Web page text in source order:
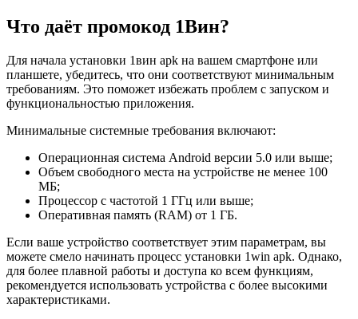
Что даёт промокод 1Вин?
Для начала установки 1вин apk на вашем смартфоне или
планшете, убедитесь, что они соответствуют минимальным
требованиям. Это поможет избежать проблем с запуском и
функциональностью приложения.
Минимальные системные требования включают:
Операционная система Android версии 5.0 или выше;
Объем свободного места на устройстве не менее 100
МБ;
Процессор с частотой 1 ГГц или выше;
Оперативная память (RAM) от 1 ГБ.
Если ваше устройство соответствует этим параметрам, вы
можете смело начинать процесс установки 1win apk. Однако,
для более плавной работы и доступа ко всем функциям,
рекомендуется использовать устройства с более высокими
характеристиками.